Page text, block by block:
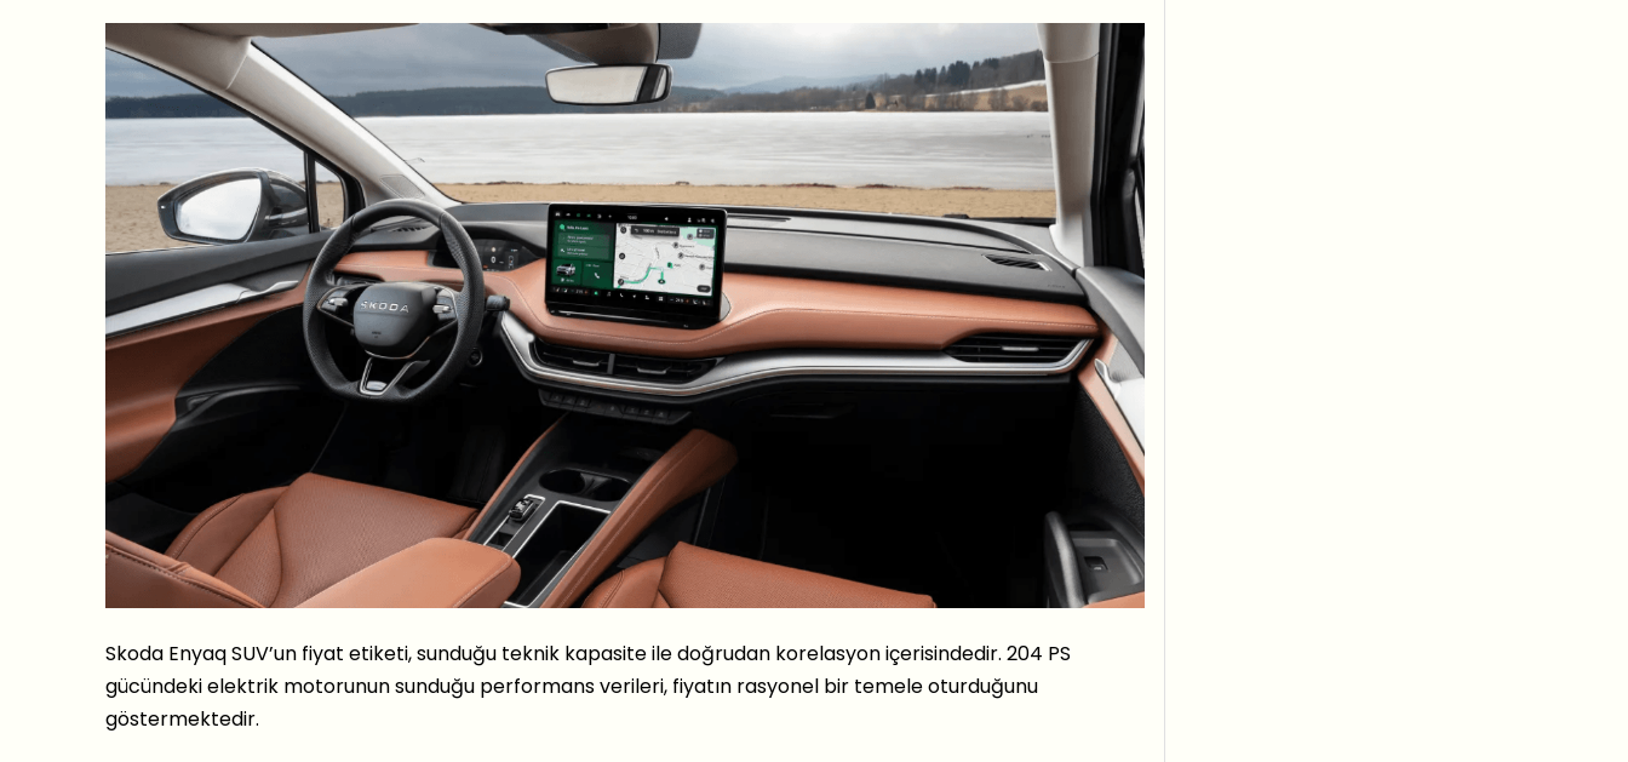
Skoda Enyaq SUV’un fiyat etiketi, sunduğu teknik kapasite ile doğrudan korelasyon içerisindedir. 204 PS
gücündeki elektrik motorunun sunduğu performans verileri, fiyatın rasyonel bir temele oturduğunu
göstermektedir.